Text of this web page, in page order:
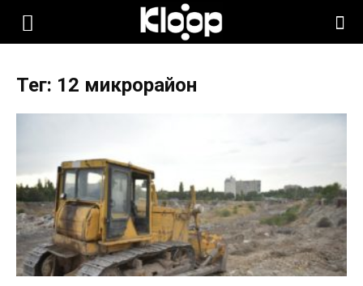
KLOOP.KG
Новости
Кыргызстана
Тег: 12 микрорайон